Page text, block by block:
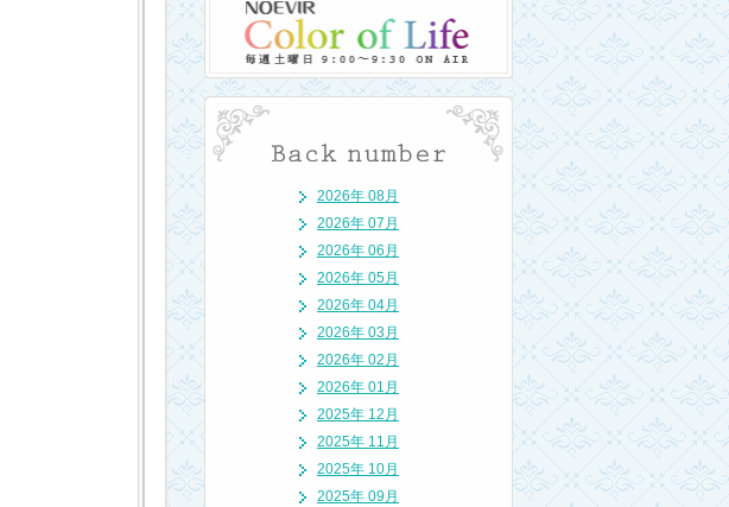
2026年 08月
2026年 07月
2026年 06月
2026年 05月
2026年 04月
2026年 03月
2026年 02月
2026年 01月
2025年 12月
2025年 11月
2025年 10月
2025年 09月